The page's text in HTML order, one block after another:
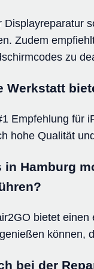
Displayreparatur
Zudem
zu
Werkstatt
Empfehlung für
hohe Qualität
in Hamburg
bietet einen
können,
bei der